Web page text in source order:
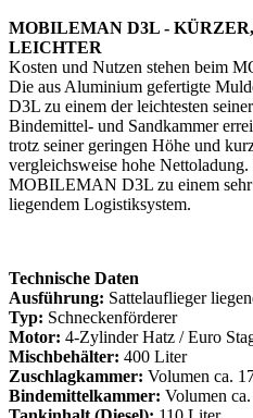
MOBILEMAN D3L -
LEICHTER
Kosten und Nutzen stehen beim
Die aus Aluminium gefertigte
D3L zu einem der leichtesten
Bindemittel- und Sandkammer
trotz seiner geringen Höhe und
vergleichsweise hohe
MOBILEMAN D3L zu einem sehr
liegendem Logistiksystem.
Technische Daten
Ausführung: Sattelauflieger
Typ: Schneckenförderer
Motor: 4-Zylinder Hatz / Euro
Mischbehälter: 400 Liter
Zuschlagkammer: Volumen ca.
Bindemittelkammer: Volumen